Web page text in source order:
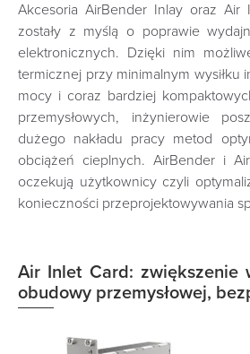
Akcesoria AirBender Inlay oraz Air
zostały z myślą o poprawie
elektronicznych. Dzięki nim
termicznej przy minimalnym wysiłku
mocy i coraz bardziej
przemysłowych, inżynierowie
dużego nakładu pracy metod
obciążeń cieplnych. AirBender i
oczekują użytkownicy czyli
konieczności przeprojektowywania
Air Inlet Card: zwiększenie
obudowy przemysłowej,